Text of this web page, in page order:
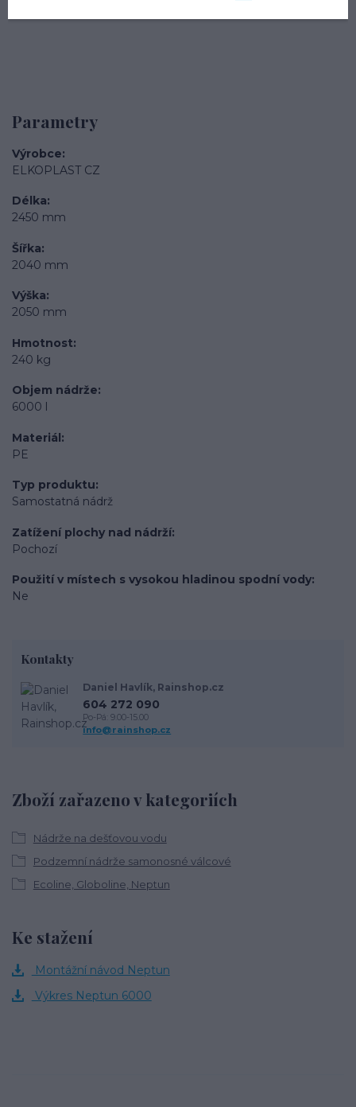
Parametry
Výrobce
ELKOPLAST CZ
Délka
2450 mm
Šířka
2040 mm
Výška
2050 mm
Hmotnost
240 kg
Objem nádrže
6000 l
Materiál
PE
Typ produktu
Samostatná nádrž
Zatížení plochy nad nádrží
Pochozí
Použití v místech s vysokou hladinou spodní vody
Ne
Zboží zařazeno v kategoriích
Nádrže na dešťovou vodu
Podzemní nádrže samonosné válcové
Ecoline, Globoline, Neptun
Kontakty
Daniel Havlík, Rainshop.cz
604 272 090
Po-Pá: 9.00-15.00
info@rainshop.cz
Ke stažení
Montážní návod Neptun
Výkres Neptun 6000